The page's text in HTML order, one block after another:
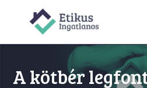
A kötbér